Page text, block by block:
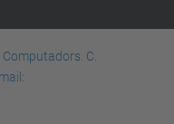
C.